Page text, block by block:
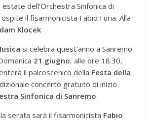
dell’Orchestra Sinfonica di
il fisarmonicista Fabio Furia. Alla
Klocek
si celebra quest’anno a Sanremo
21 giugno, alle ore 18.30,
il palcoscenico della Festa della
concerto gratuito di inizio
Sinfonica di Sanremo.
serata sarà il fisarmonicista Fabio